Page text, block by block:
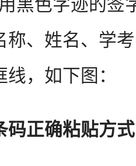
黑色字迹的签
称、姓名、学
，如下图：
码正确粘贴方式